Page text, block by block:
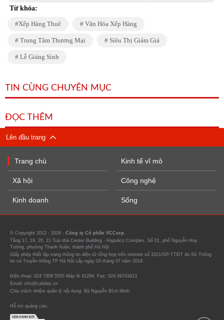
Từ khóa:
Xếp Hàng Thuê Văn Hóa Xếp Hàng
Trung Tâm Thương Mại Siêu Thị Giảm Giá
Lễ Giáng Sinh
TIN CÙNG CHUYÊN MỤC
ĐỌC THÊM
Lên đầu trang
Trang chủ
Xã hội
Kinh doanh
Kinh tế vĩ mô
Công nghệ
Sống
© Copyright 2012 - 2026 - Công ty Cổ phần VCCorp.
Tầng 17, 19, 20, 21 Toà nhà Center Building - Hapulico Complex, Số 01, phố Nguyễn Huy
Tưởng, phường Thanh Xuân, thành phố Hà Nội
Giấy phép thiết lập trang thông tin điện tử tổng hợp trên internet số 3321/GP-TTĐT do Sở Thông
tin và Truyền thông TP Hà Nội cấp ngày 03 tháng 07 năm 2019.
Điện thoại: 024 7309 5555 Máy lẻ 41294. Fax: 024-39743413
Email: info@cafebiz.vn
Chịu trách nhiệm quản lý nội dung: Bà Nguyễn Bích Minh
Hỗ trợ quảng cáo: